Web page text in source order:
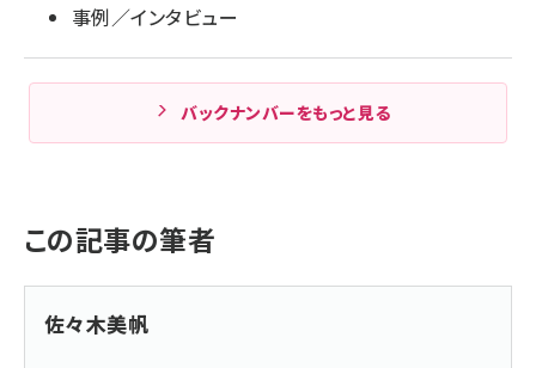
事例／インタビュー
バックナンバーをもっと見る
この記事の筆者
佐々木美帆